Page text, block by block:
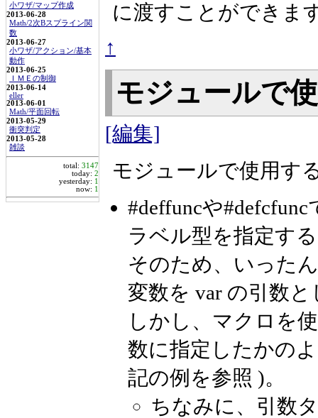
小ワザ/マップ作成
2013-06-28
Math/2次Bスプライン関
数
2013-06-27
小ワザ/アクション/基本
動作
2013-06-25
ＩＭＥの制御
2013-06-14
eller
2013-06-01
Math/平面回転
2013-05-29
衝突判定
2013-05-28
雑談
total: 3147
today: 2
yesterday: 1
now: 1
に渡すことができま
↑
モジュールで
[編集]
モジュールで使用す
#deffuncや
ラベル型を指定す
そのため、いった
変数を var の引数
しかし、マクロを
数に指定したかの
記の例を参照 )。
ちなみに、引数